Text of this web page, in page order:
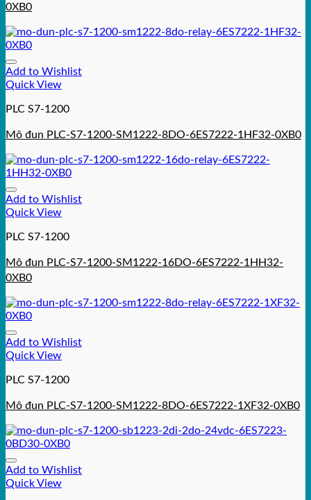
0XB0
Add to Wishlist
Quick View
PLC S7-1200
Mô đun PLC-S7-1200-SM1222-8DO-6ES7222-1HF32-0XB0
Add to Wishlist
Quick View
PLC S7-1200
Mô đun PLC-S7-1200-SM1222-16DO-6ES7222-1HH32-
0XB0
Add to Wishlist
Quick View
PLC S7-1200
Mô đun PLC-S7-1200-SM1222-8DO-6ES7222-1XF32-0XB0
Add to Wishlist
Quick View